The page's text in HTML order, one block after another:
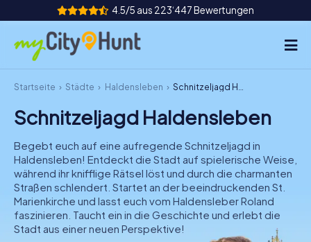
4.5/5 aus 223‘447 Bewertungen
So funktioniert's
Städte
Touren
Teamevent
Tickets
Startseite Städte Haldensleben Schnitzeljagd Haldensleben
Schnitzeljagd Haldensleben
Begebt euch auf eine aufregende Schnitzeljagd in
Haldensleben! Entdeckt die Stadt auf spielerische Weise,
während ihr knifflige Rätsel löst und durch die charmanten
Straßen schlendert. Startet an der beeindruckenden St.
Marienkirche und lasst euch vom Haldensleber Roland
faszinieren. Taucht ein in die Geschichte und erlebt die
Stadt aus einer neuen Perspektive!